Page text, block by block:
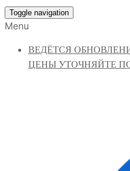
Toggle navigation
Menu
ВЕДЁТСЯ
ЦЕНЫ УТОЧНЯЙТЕ